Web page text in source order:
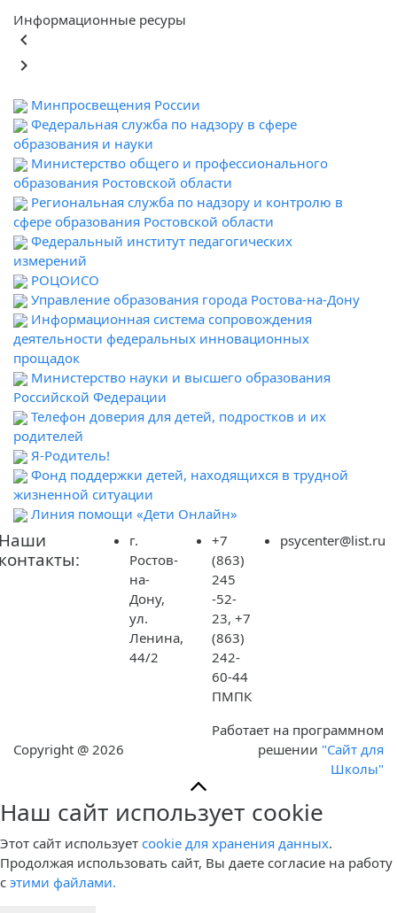
Информационные ресуры
keyboard_arrow_left
keyboard_arrow_right
Минпросвещения России
Федеральная служба по надзору в сфере
образования и науки
Министерство общего и профессионального
образования Ростовской области
Региональная служба по надзору и контролю в
сфере образования Ростовской области
Федеральный институт педагогических
измерений
РОЦОИСО
Управление образования города Ростова-на-Дону
Информационная система сопровождения
деятельности федеральных инновационных
прощадок
Министерство науки и высшего образования
Российской Федерации
Телефон доверия для детей, подростков и их
родителей
Я-Родитель!
Фонд поддержки детей, находящихся в трудной
жизненной ситуации
Линия помощи «Дети Онлайн»
г.
Ростов-
на-
Дону,
ул.
Ленина,
44/2
+7
(863)
245
-52-
23, +7
(863)
242-
60-44
ПМПК
psycenter@list.ru
Copyright @ 2026
Работает на программном
решении "Сайт для
Школы"
Наш сайт использует cookie
Этот сайт использует cookie для хранения данных.
Продолжая использовать сайт, Вы даете согласие на работу
с этими файлами.